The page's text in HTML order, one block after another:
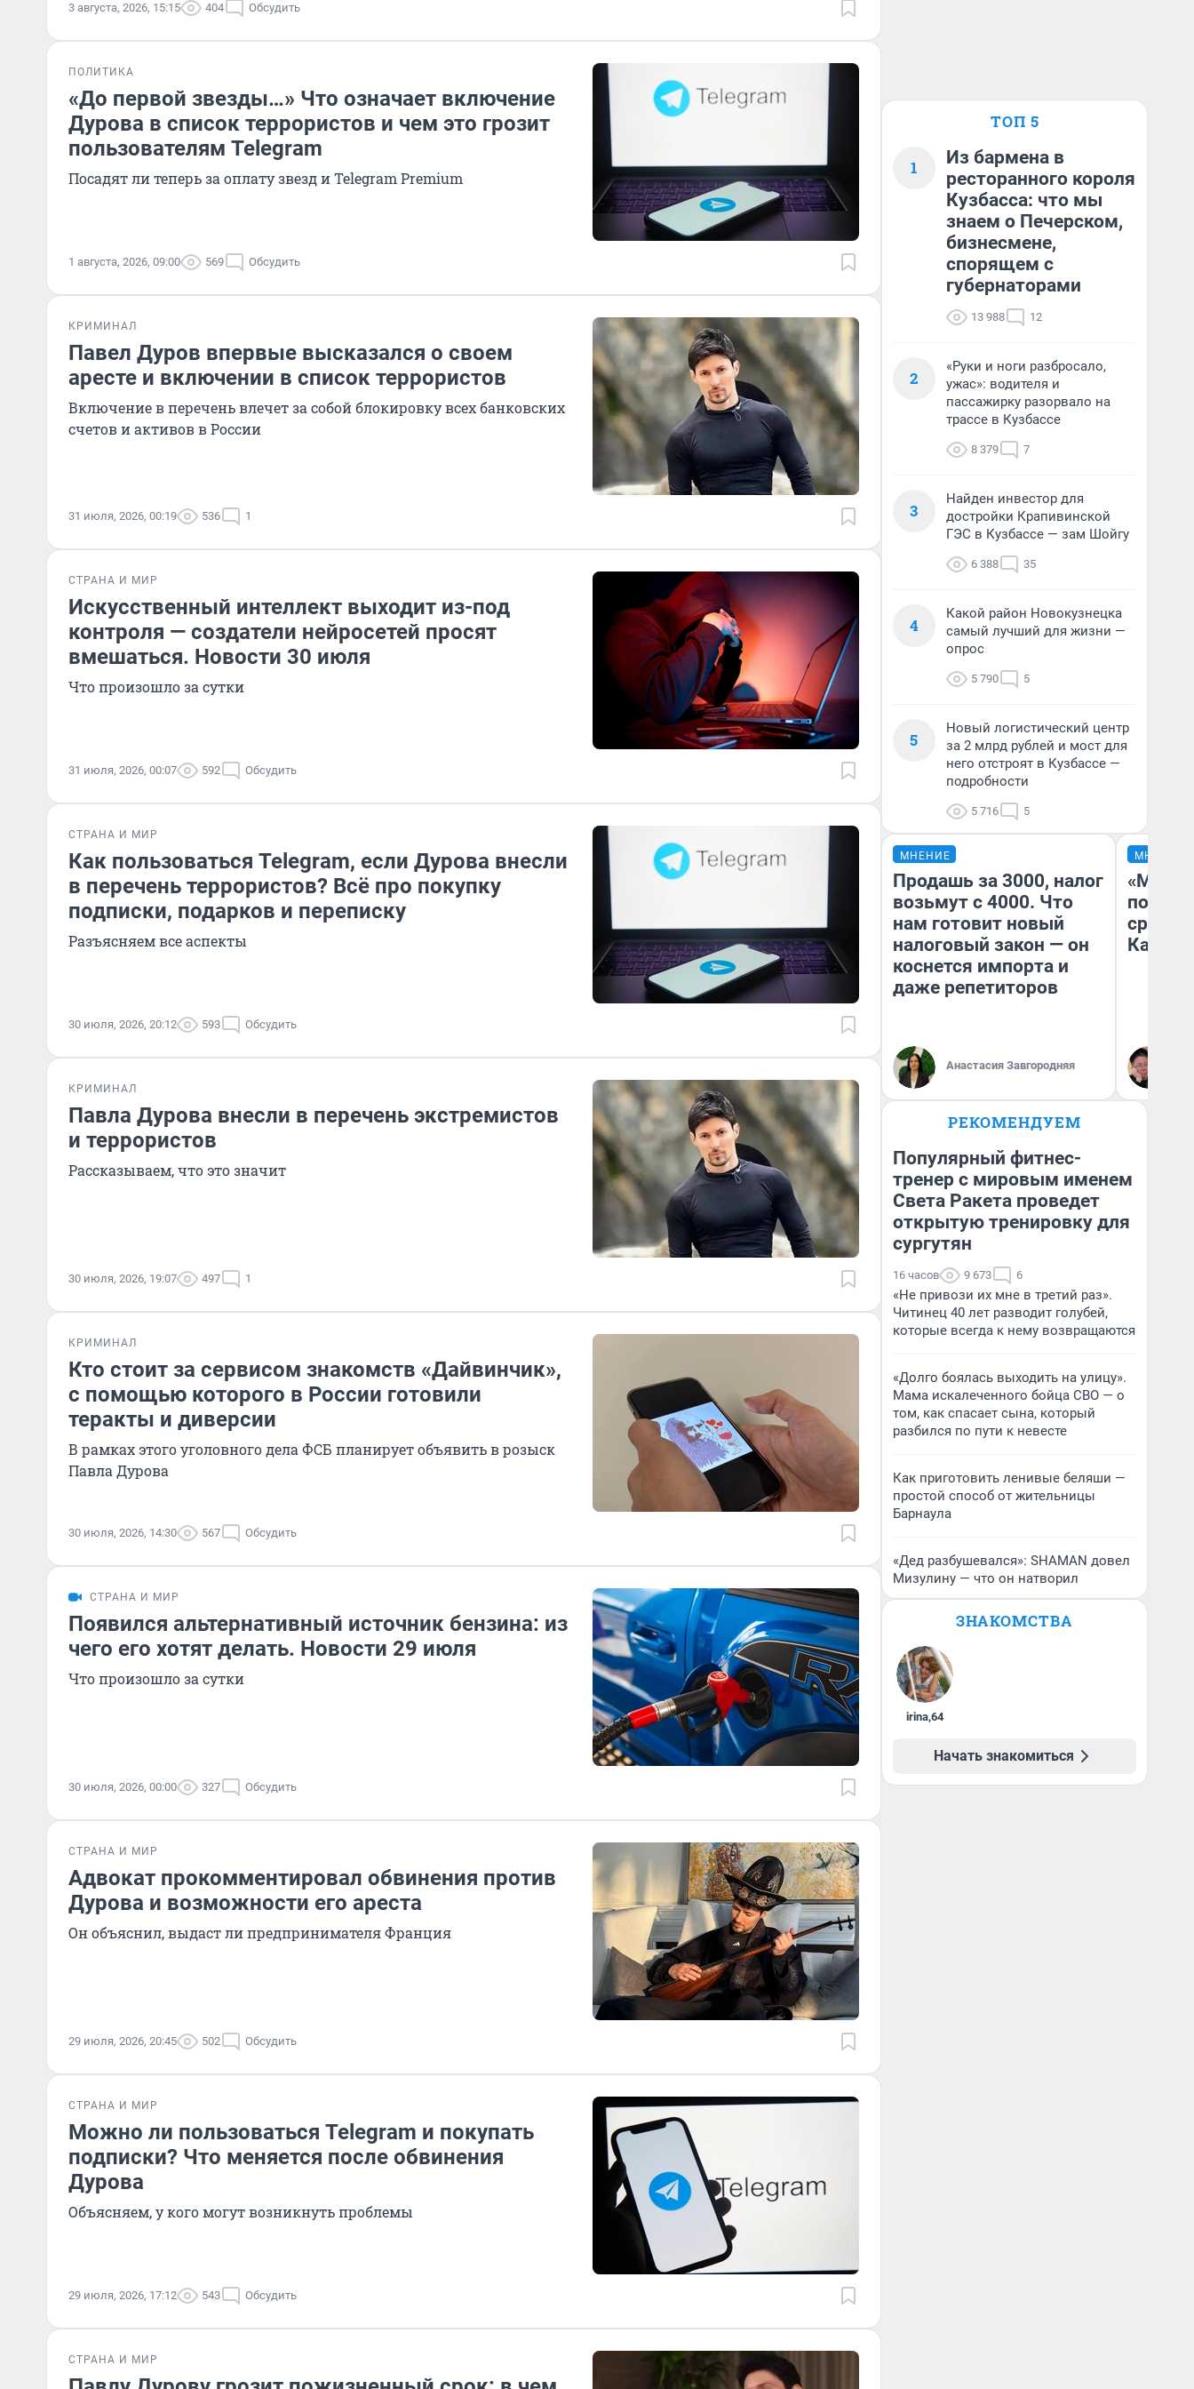
3 августа, 2026, 15:15 404 Обсудить
ПОЛИТИКА
«До первой звезды…» Что означает включение
Дурова в список террористов и чем это грозит
пользователям Telegram
Посадят ли теперь за оплату звезд и Telegram Premium
1 августа, 2026, 09:00 569 Обсудить
КРИМИНАЛ
Павел Дуров впервые высказался о своем
аресте и включении в список террористов
Включение в перечень влечет за собой блокировку всех банковских
счетов и активов в России
31 июля, 2026, 00:19 536 1
СТРАНА И МИР
Искусственный интеллект выходит из-под
контроля — создатели нейросетей просят
вмешаться. Новости 30 июля
Что произошло за сутки
31 июля, 2026, 00:07 592 Обсудить
СТРАНА И МИР
Как пользоваться Telegram, если Дурова внесли
в перечень террористов? Всё про покупку
подписки, подарков и переписку
Разъясняем все аспекты
30 июля, 2026, 20:12 593 Обсудить
КРИМИНАЛ
Павла Дурова внесли в перечень экстремистов
и террористов
Рассказываем, что это значит
30 июля, 2026, 19:07 497 1
КРИМИНАЛ
Кто стоит за сервисом знакомств «Дайвинчик»,
с помощью которого в России готовили
теракты и диверсии
В рамках этого уголовного дела ФСБ планирует объявить в розыск
Павла Дурова
30 июля, 2026, 14:30 567 Обсудить
СТРАНА И МИР
Появился альтернативный источник бензина: из
чего его хотят делать. Новости 29 июля
Что произошло за сутки
30 июля, 2026, 00:00 327 Обсудить
СТРАНА И МИР
Адвокат прокомментировал обвинения против
Дурова и возможности его ареста
Он объяснил, выдаст ли предпринимателя Франция
29 июля, 2026, 20:45 502 Обсудить
СТРАНА И МИР
Можно ли пользоваться Telegram и покупать
подписки? Что меняется после обвинения
Дурова
Объясняем, у кого могут возникнуть проблемы
29 июля, 2026, 17:12 543 Обсудить
СТРАНА И МИР
ТОП 5
1
Из бармена в
ресторанного короля
Кузбасса: что мы
знаем о Печерском,
бизнесмене,
спорящем с
губернаторами
13 988 12
2
«Руки и ноги разбросало,
ужас»: водителя и
пассажирку разорвало на
трассе в Кузбассе
8 379 7
3
Найден инвестор для
достройки Крапивинской
ГЭС в Кузбассе — зам Шойгу
6 388 35
4
Какой район Новокузнецка
самый лучший для жизни —
опрос
5 790 5
5
Новый логистический центр
за 2 млрд рублей и мост для
него отстроят в Кузбассе —
подробности
5 716 5
МНЕНИЕ
Продашь за 3000, налог
возьмут с 4000. Что
нам готовит новый
налоговый закон — он
коснется импорта и
даже репетиторов
Анастасия Завгородняя
МНЕНИЕ
РЕКОМЕНДУЕМ
Популярный фитнес-
тренер с мировым именем
Света Ракета проведет
открытую тренировку для
сургутян
16 часов 9 673 6
«Не привози их мне в третий раз».
Читинец 40 лет разводит голубей,
которые всегда к нему возвращаются
«Долго боялась выходить на улицу».
Мама искалеченного бойца СВО — о
том, как спасает сына, который
разбился по пути к невесте
Как приготовить ленивые беляши —
простой способ от жительницы
Барнаула
«Дед разбушевался»: SHAMAN довел
Мизулину — что он натворил
ЗНАКОМСТВА
irina,64
Начать знакомиться